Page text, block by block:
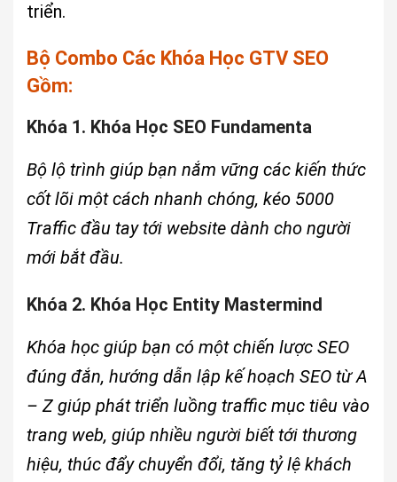
triển.
Bộ Combo Các Khóa Học GTV SEO
Gồm:
Khóa 1. Khóa Học SEO Fundamenta
Bộ lộ trình giúp bạn nắm vững các kiến thức
cốt lõi một cách nhanh chóng, kéo 5000
Traffic đầu tay tới website dành cho người
mới bắt đầu.
Khóa 2. Khóa Học Entity Mastermind
Khóa học giúp bạn có một chiến lược SEO
đúng đắn, hướng dẫn lập kế hoạch SEO từ A
– Z giúp phát triển luồng traffic mục tiêu vào
trang web, giúp nhiều người biết tới thương
hiệu, thúc đẩy chuyển đổi, tăng tỷ lệ khách